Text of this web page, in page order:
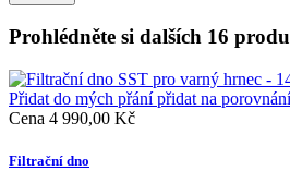
Prohlédněte si dalších 16
Přidat do mých přání přidat na porovnání
Cena 4 990,00 Kč
Filtrační dno